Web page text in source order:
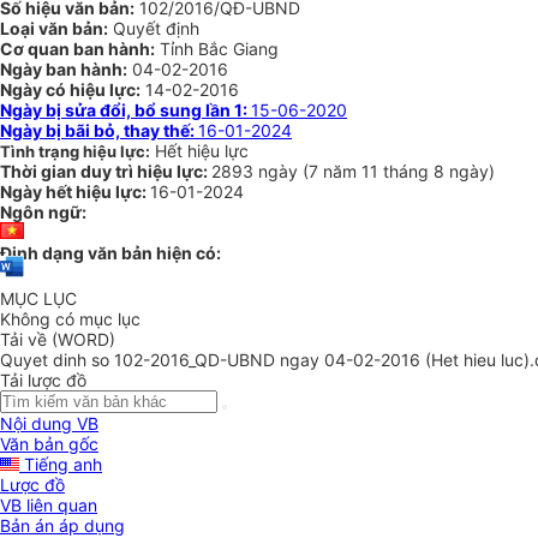
Số hiệu văn bản: 102/2016/QĐ-UBND
Loại văn bản: Quyết định
Cơ quan ban hành: Tỉnh Bắc Giang
Ngày ban hành: 04-02-2016
Ngày có hiệu lực: 14-02-2016
Ngày bị sửa đổi, bổ sung lần 1:15-06-2020
Ngày bị bãi bỏ, thay thế:16-01-2024
Tình trạng hiệu lực: Hết hiệu lực
Thời gian duy trì hiệu lực: 2893 ngày (7 năm 11 tháng 8 ngày)
Ngày hết hiệu lực: 16-01-2024
Ngôn ngữ:
Định dạng văn bản hiện có:
MỤC LỤC
Không có mục lục
Tải về (WORD)
Quyet dinh so 102-2016_QD-UBND ngay 04-02-2016 (Het hieu
Tải lược đồ
Nội dung VB
Văn bản gốc
Tiếng anh
Lược đồ
VB liên quan
Bản án áp dụng